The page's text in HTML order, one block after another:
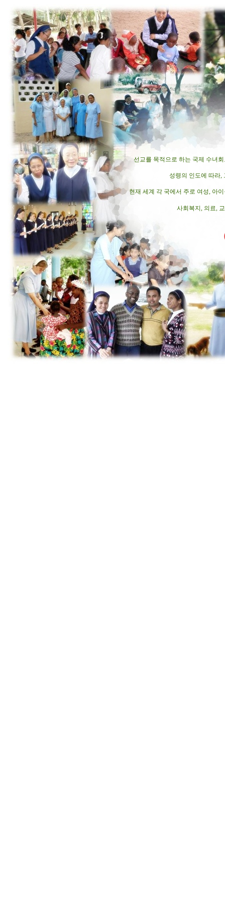
선교를 목적으로 하는 국제 수녀
성령의 인도에 따라,
현재 세계 각 국에서 주로 여성, 아
사회복지, 의료,